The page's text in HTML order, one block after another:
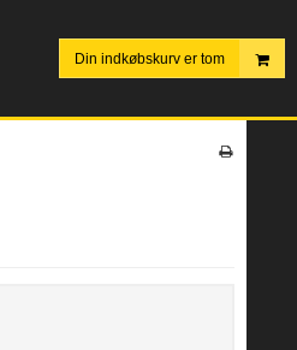
Din indkøbskurv er tom